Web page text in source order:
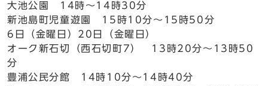
大池公園 14時～14時30分
新池島町児童遊園 15時10分～15時50分
6日（金曜日）20日（金曜日）
オーク新石切（西石切町7） 13時20分～13時50
分
豊浦公民分館 14時10分～14時40分